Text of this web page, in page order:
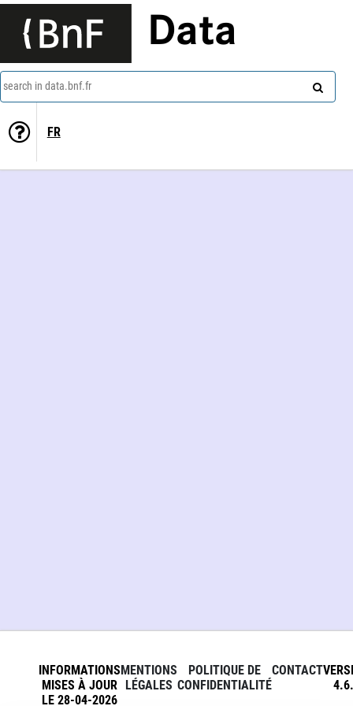
Data
search in data.bnf.fr
FR
INFORMATIONS
MISES À JOUR
LE 28-04-2026
MENTIONS
LÉGALES
POLITIQUE DE
CONFIDENTIALITÉ
CONTACT